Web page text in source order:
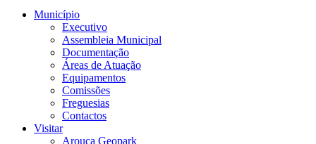
Município
Executivo
Assembleia Municipal
Documentação
Áreas de Atuação
Equipamentos
Comissões
Freguesias
Contactos
Visitar
Arouca Geopark